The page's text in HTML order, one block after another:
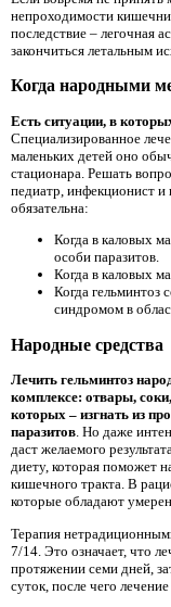
непроходимости
последствие – легочная
закончиться летальным
Когда народными
Есть ситуации, в
Специализированное
маленьких детей оно
стационара. Решать
педиатр, инфекционист и
обязательна:
Когда в каловых
особи паразитов.
Когда в каловых
Когда
синдромом в
Народные средства
Лечить гельминтоз
комплексе: отвары,
которых – изгнать из
паразитов. Но даже
даст желаемого
диету, которая поможет
кишечного тракта. В
которые обладают
Терапия
7/14. Это означает, что
протяжении семи дней,
суток, после чего